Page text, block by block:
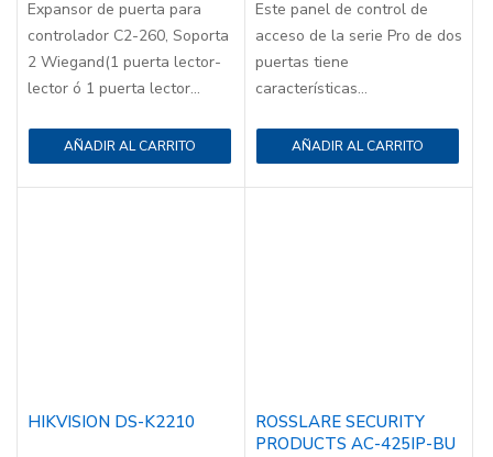
Expansor de puerta para
controlador C2-260, Soporta
2 Wiegand(1 puerta lector-
lector ó 1 puerta lector...
AÑADIR AL CARRITO
Este panel de control de
acceso de la serie Pro de dos
puertas tiene
características...
AÑADIR AL CARRITO
HIKVISION DS-K2210
ROSSLARE SECURITY
PRODUCTS AC-425IP-BU